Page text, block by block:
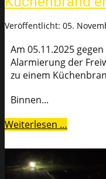
Veröffentlicht: 05.
Am 05.11.2025
Alarmierung der
zu einem
Binnen...
Weiterlesen …